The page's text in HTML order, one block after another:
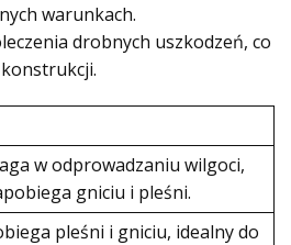
warunkach.
drobnych uszkodzeń, co
w odprowadzaniu wilgoci,
gniciu i pleśni.
pleśni i gniciu, idealny do